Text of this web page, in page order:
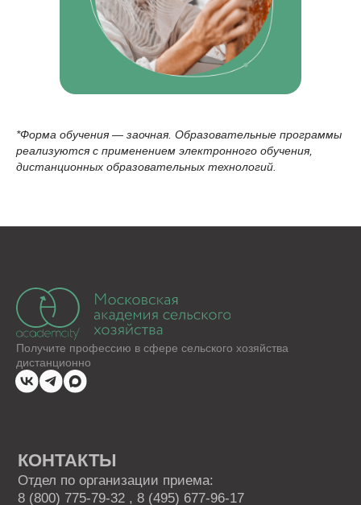
*Форма обучения — заочная. Образовательные программы
реализуются с применением электронного обучения,
дистанционных образовательных технологий.
Пользовательское соглашение
СКАЧИВАЙТЕ НАШЕ МОБИЛЬНОЕ
ПРИЛОЖЕНИЕ
Наша образовательная платформа и мобильное
приложение разработаны нашим партнером - ООО
«ИС «АКАДЕМРЕСУРС» участником проекта